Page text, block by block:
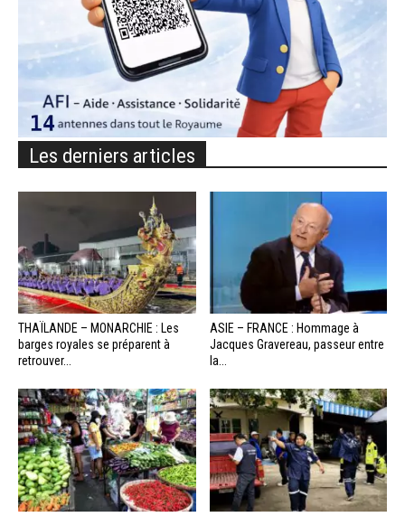
Les derniers articles
THAÏLANDE – MONARCHIE : Les
barges royales se préparent à
retrouver...
ASIE – FRANCE : Hommage à
Jacques Gravereau, passeur entre
la...